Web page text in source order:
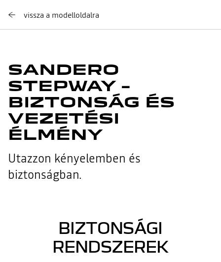
vissza a modelloldalra
SANDERO
STEPWAY –
BIZTONSÁG ÉS
VEZETÉSI
ÉLMÉNY
Utazzon kényelemben és
biztonságban.
BIZTONSÁGI
RENDSZEREK